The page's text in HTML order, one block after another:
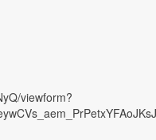
viewform?